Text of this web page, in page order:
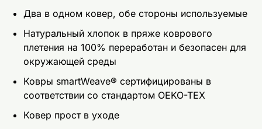
Два в одном ковер, обе стороны используемые
Натуральный хлопок в пряже коврового
плетения на 100% переработан и безопасен для
окружающей среды
Ковры smartWeave® сертифицированы в
соответствии со стандартом OEKO-TEX
Ковер прост в уходе